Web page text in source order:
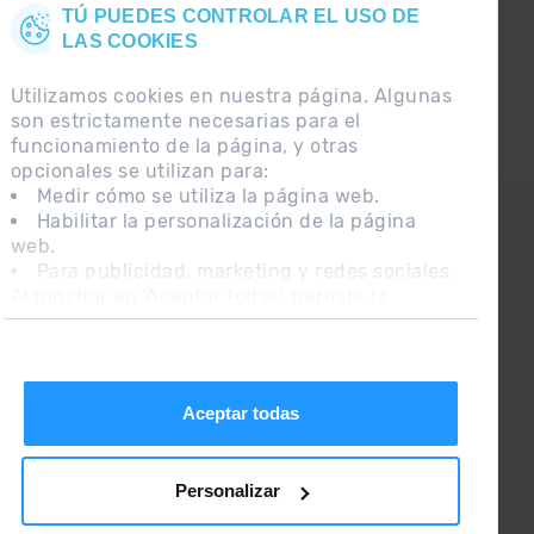
TÚ PUEDES CONTROLAR EL USO DE
LAS COOKIES
Utilizamos cookies en nuestra página. Algunas
son estrictamente necesarias para el
funcionamiento de la página, y otras
opcionales se utilizan para:
Medir cómo se utiliza la página web.
Habilitar la personalización de la página
web.
Para publicidad, marketing y redes sociales.
instalación de las cookies. Si prefieres
Aceptar todas
Personalizar
CONTACTO
PREGUNTAS FRECUENTES